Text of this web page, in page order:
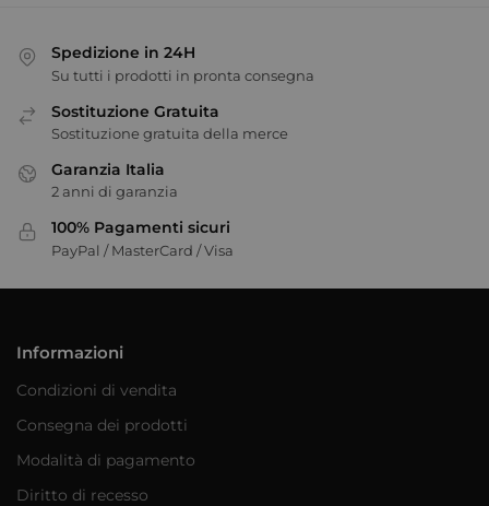
Spedizione in 24H
Su tutti i prodotti in pronta consegna
Sostituzione Gratuita
Sostituzione gratuita della merce
Garanzia Italia
2 anni di garanzia
100% Pagamenti sicuri
PayPal / MasterCard / Visa
Informazioni
Condizioni di vendita
Consegna dei prodotti
Modalità di pagamento
Diritto di recesso